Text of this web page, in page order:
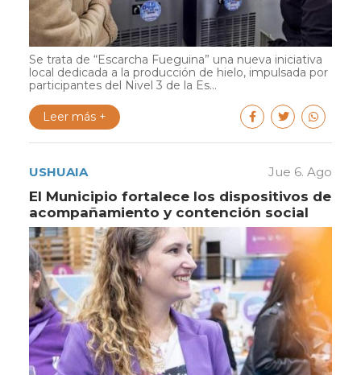
Se trata de “Escarcha Fueguina” una nueva iniciativa
local dedicada a la producción de hielo, impulsada por
participantes del Nivel 3 de la Es...
Leer más +
USHUAIA Jue 6. Ago
El Municipio fortalece los dispositivos de
acompañamiento y contención social